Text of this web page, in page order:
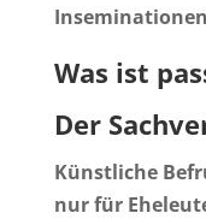
Was ist
Der
Künstliche
nur für